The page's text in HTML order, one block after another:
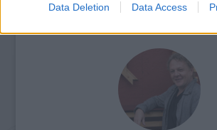
Data Deletion Data Access